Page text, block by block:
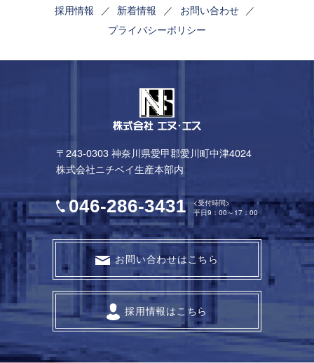
採用情報
新着情報
お問い合わせ
プライバシーポリシー
〒243-0303 神奈川県愛甲郡愛川町中津4024
株式会社ニチベイ生産本部内
046-286-3431
<受付時間>
平日9：00～17：00
お問い合わせはこちら
採用情報はこちら